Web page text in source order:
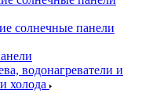
солнечные панели
водонагреватели и
холода